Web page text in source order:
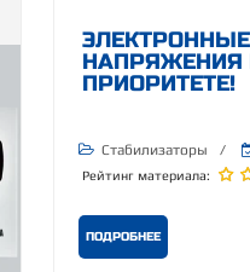
НАПРЯЖЕНИЯ
ПРИОРИТЕТЕ!
Стабилизаторы /
Рейтинг материала:
ПОДРОБНЕЕ